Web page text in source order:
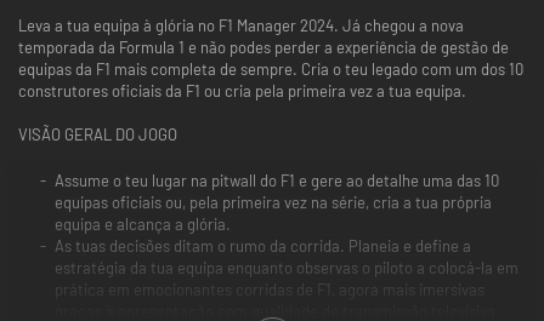
Leva a tua equipa à glória no F1 Manager 2024. Já chegou a nova
temporada da Formula 1 e não podes perder a experiência de gestão de
equipas da F1 mais completa de sempre. Cria o teu legado com um dos 10
construtores oficiais da F1 ou cria pela primeira vez a tua equipa.
VISÃO GERAL DO JOGO
Assume o teu lugar na pitwall do F1 e gere ao detalhe uma das 10
equipas oficiais ou, pela primeira vez na série, cria a tua própria
equipa e alcança a glória.
As tuas decisões ditam o rumo da corrida. Planeia e define a
estratégia da tua equipa enquanto observas o piloto a colocá-la em
prática em emocionantes corridas de F1, agora mais imersivas